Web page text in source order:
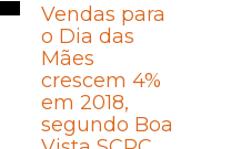
Vendas para
o Dia das
Mães
crescem 4%
em 2018,
segundo Boa